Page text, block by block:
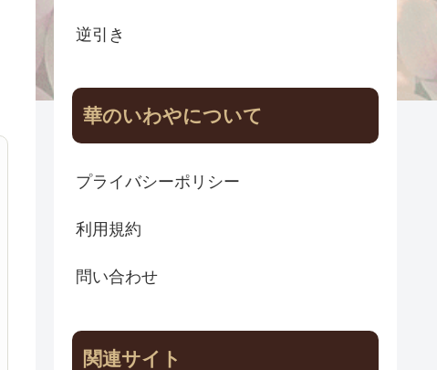
逆引き
華のいわやについて
プライバシーポリシー
利用規約
問い合わせ
関連サイト